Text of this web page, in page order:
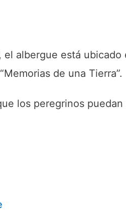
el albergue está
de una Tierra”.
los peregrinos puedan